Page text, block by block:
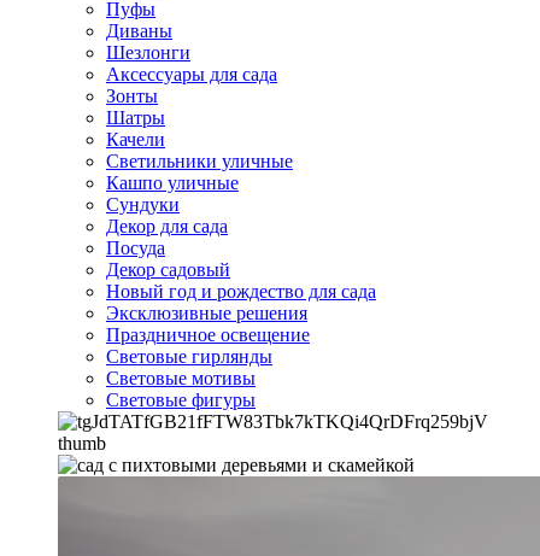
Пуфы
Диваны
Шезлонги
Аксессуары для сада
Зонты
Шатры
Качели
Cветильники уличные
Кашпо уличные
Сундуки
Декор для сада
Посуда
Декор садовый
Новый год и рождество для сада
Эксклюзивные решения
Праздничное освещение
Световые гирлянды
Световые мотивы
Световые фигуры